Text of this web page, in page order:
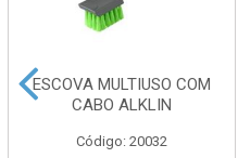
ESCOVA MULTIUSO COM
CABO ALKLIN
Código: 20032